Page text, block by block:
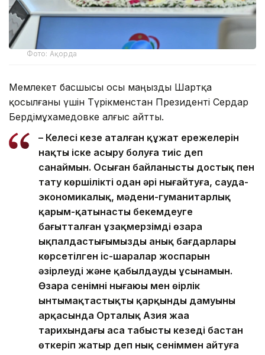
Фото: Ақорда
Мемлекет басшысы осы маңызды Шартқа
қосылғаны үшін Түрікменстан Президенті Сердар
Бердімұхамедовке алғыс айтты.
– Келесі кезең аталған құжат ережелерін
нақты іске асыру болуға тиіс деп
санаймын. Осыған байланысты достық пен
тату көршілікті одан әрі нығайтуға, сауда-
экономикалық, мәдени-гуманитарлық
қарым-қатынасты бекемдеуге
бағытталған ұзақмерзімді өзара
ықпалдастығымыздың анық бағдарлары
көрсетілген іс-шаралар жоспарын
әзірлеуді және қабылдауды ұсынамын.
Өзара сенімнің нығаюы мен өңірлік
ынтымақтастықтың қарқынды дамуының
арқасында Орталық Азия жаңа
тарихындағы аса табысты кезеңді бастан
өткеріп жатыр деп нық сеніммен айтуға